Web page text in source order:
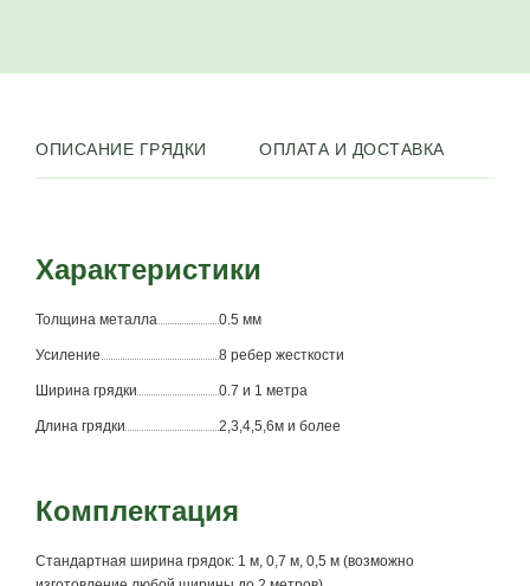
ОПИСАНИЕ ГРЯДКИ ОПЛАТА И ДОСТАВКА
Характеристики
Толщина металла 0.5 мм
Усиление 8 ребер жесткости
Ширина грядки 0.7 и 1 метра
Длина грядки 2,3,4,5,6м и более
Комплектация
Стандартная ширина грядок: 1 м, 0,7 м, 0,5 м (возможно